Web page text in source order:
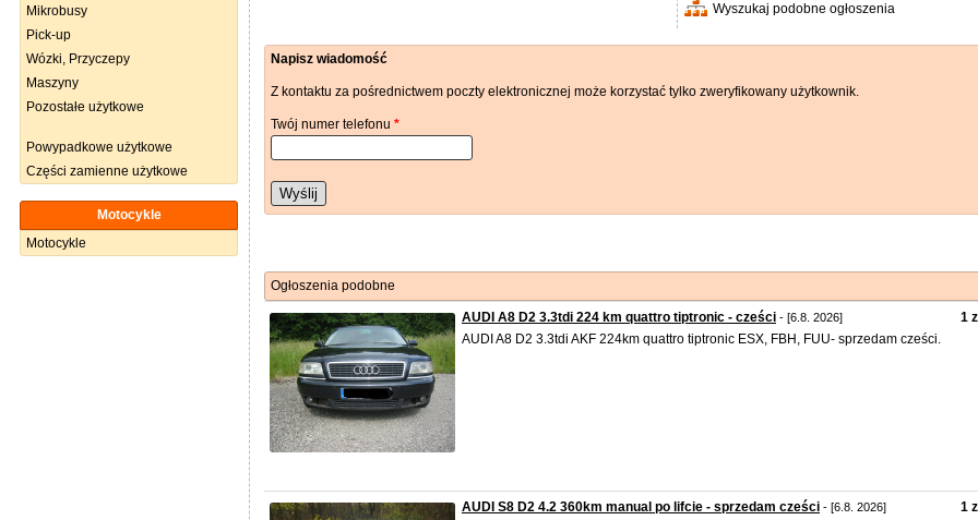
Mikrobusy
Pick-up
Wózki, Przyczepy
Maszyny
Pozostałe użytkowe
Powypadkowe użytkowe
Części zamienne użytkowe
Motocykle
Motocykle
Wyszukaj podobne ogłoszenia
Napisz wiadomość
Z kontaktu za pośrednictwem poczty elektronicznej może korzystać tylko zweryfikowany użytkownik.
Twój numer telefonu *
Wyślij
Ogłoszenia podobne
AUDI A8 D2 3.3tdi 224 km quattro tiptronic - cześci - [6.8. 2026]
AUDI A8 D2 3.3tdi AKF 224km quattro tiptronic ESX, FBH, FUU- sprzedam cześci.
1
AUDI S8 D2 4.2 360km manual po lifcie - sprzedam cześci - [6.8. 2026] 1